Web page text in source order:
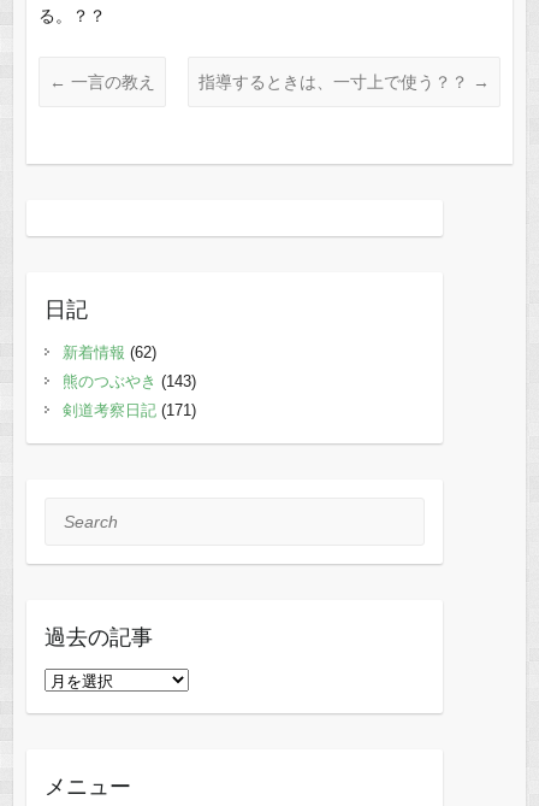
る。？？
← 一言の教え 指導するときは、一寸上で使う？？ →
日記
新着情報 (62)
熊のつぶやき (143)
剣道考察日記(171)
Search
過去の記事
過
事メニュー